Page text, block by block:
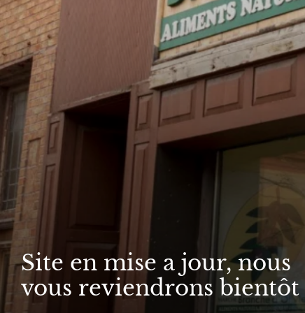
Site en mise a jour, nous
vous reviendrons bientôt